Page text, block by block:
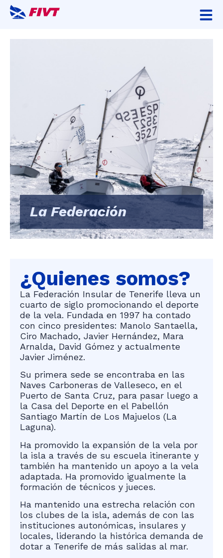
La Federación
¿Quienes somos?
La Federación Insular de Tenerife lleva un
cuarto de siglo promocionando el deporte
de la vela. Fundada en 1997 ha contado
con cinco presidentes: Manolo Santaella,
Ciro Machado, Javier Hernández, Mara
Arnalda, David Gómez y actualmente
Javier Jiménez.
Su primera sede se encontraba en las
Naves Carboneras de Valleseco, en el
Puerto de Santa Cruz, para pasar luego a
la Casa del Deporte en el Pabellón
Santiago Martín de Los Majuelos (La
Laguna).
Ha promovido la expansión de la vela por
la isla a través de su escuela itinerante y
también ha mantenido un apoyo a la vela
adaptada. Ha promovido igualmente la
formación de técnicos y jueces.
Ha mantenido una estrecha relación con
los clubes de la isla, además de con las
instituciones autonómicas, insulares y
locales, liderando la histórica demanda de
dotar a Tenerife de más salidas al mar.